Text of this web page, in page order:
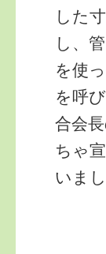
した
し、
を使
を呼
合会
ちゃ
いまし